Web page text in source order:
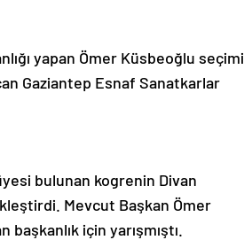
yapan Ömer Küsbeoğlu seçimi
Gaziantep Esnaf Sanatkarlar
bulunan kogrenin Divan
Mevcut Başkan Ömer
için yarışmıştı.